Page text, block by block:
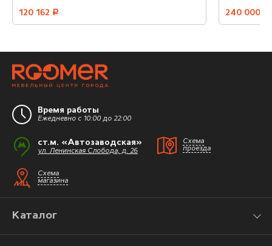
120 162 руб. 240 000
Время работы
Ежедневно с 10:00 до 22:00
ст.м. «Автозаводская»
ул. Ленинская Слобода, д. 26
Схема
проезда
Схема
магазина
Каталог